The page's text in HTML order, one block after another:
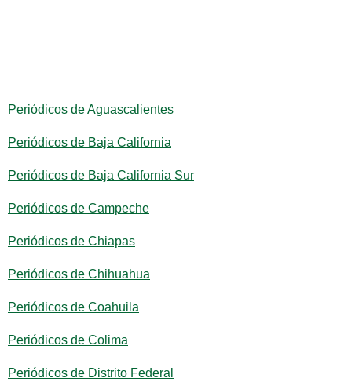
Periódicos de Aguascalientes
Periódicos de Baja California
Periódicos de Baja California Sur
Periódicos de Campeche
Periódicos de Chiapas
Periódicos de Chihuahua
Periódicos de Coahuila
Periódicos de Colima
Periódicos de Distrito Federal